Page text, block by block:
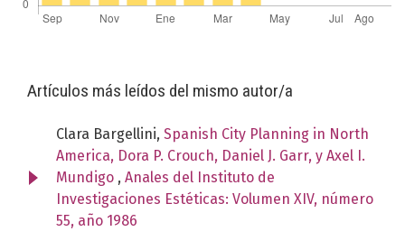
Artículos más leídos del mismo autor/a
Clara Bargellini, Spanish City Planning in North
America, Dora P. Crouch, Daniel J. Garr, y Axel I.
Mundigo , Anales del Instituto de
Investigaciones Estéticas: Volumen XIV, número
55, año 1986